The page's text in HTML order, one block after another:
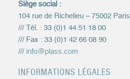
Siège social :
104 rue de Richelieu – 75002 Paris
/// Tél. : 33 (0)1 44 51 18 00
/// Fax : 33 (0)1 42 66 08 90
/// info@plass.com
INFORMATIONS LÉGALES